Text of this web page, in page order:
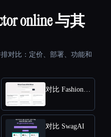
online 与其
对比：定价、部署、功能和
对比 FashionAdvisorAI
对比 SwagAI